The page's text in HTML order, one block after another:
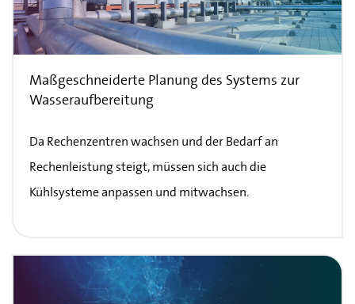
Maßgeschneiderte Planung des Systems zur
Wasseraufbereitung
Da Rechenzentren wachsen und der Bedarf an
Rechenleistung steigt, müssen sich auch die
Kühlsysteme anpassen und mitwachsen.